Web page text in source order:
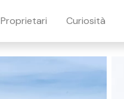
Proprietari Curiosità